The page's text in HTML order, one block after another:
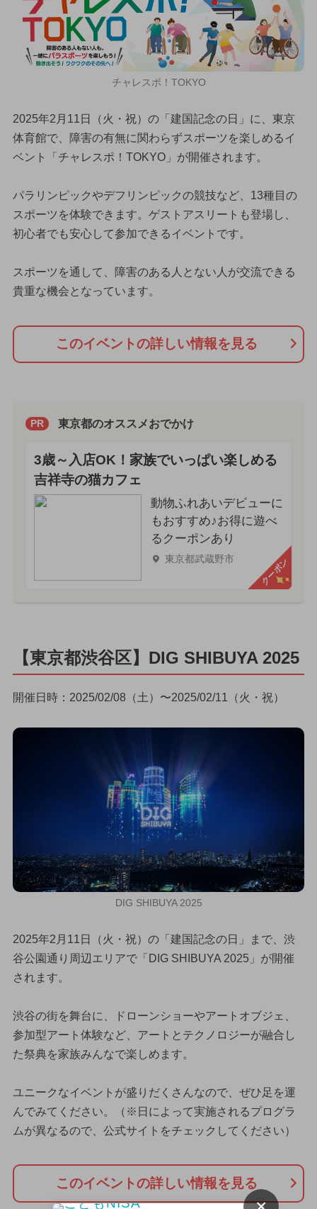
チャレスポ！TOKYO
2025年2月11日（火・祝）の「建国記念の日」に、東京
体育館で、障害の有無に関わらずスポーツを楽しめるイ
ベント「チャレスポ！TOKYO」が開催されます。
パラリンピックやデフリンピックの競技など、13種目の
スポーツを体験できます。ゲストアスリートも登場し、
初心者でも安心して参加できるイベントです。
スポーツを通して、障害のある人とない人が交流できる
貴重な機会となっています。
このイベントの詳しい情報を見る
PR 東京都のオススメおでかけ
3歳～入店OK！家族でいっぱい楽しめる
吉祥寺の猫カフェ
動物ふれあいデビューに
もおすすめ♪お得に遊べ
るクーポンあり
東京都武蔵野市 クーポン
【東京都渋谷区】DIG SHIBUYA 2025
開催日時：2025/02/08（土）〜2025/02/11（火・祝）
DIG SHIBUYA 2025
2025年2月11日（火・祝）の「建国記念の日」まで、渋
谷公園通り周辺エリアで「DIG SHIBUYA 2025」が開催
されます。
渋谷の街を舞台に、ドローンショーやアートオブジェ、
参加型アート体験など、アートとテクノロジーが融合し
た祭典を家族みんなで楽しめます。
ユニークなイベントが盛りだくさんなので、ぜひ足を運
んでみてください。（※日によって実施されるプログラ
ムが異なるので、公式サイトをチェックしてください）
このイベントの詳しい情報を見る